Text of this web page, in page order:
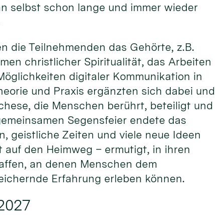
selbst schon lange und immer wieder
die Teilnehmenden das Gehörte, z.B.
christlicher Spiritualität, das Arbeiten
digitaler Kommunikation in
und Praxis ergänzten sich dabei und
die Menschen berührt, beteiligt und
Segensfeier endete das
geistliche Zeiten und viele neue Ideen
den Heimweg – ermutigt, in ihren
an denen Menschen dem
Erfahrung erleben können.